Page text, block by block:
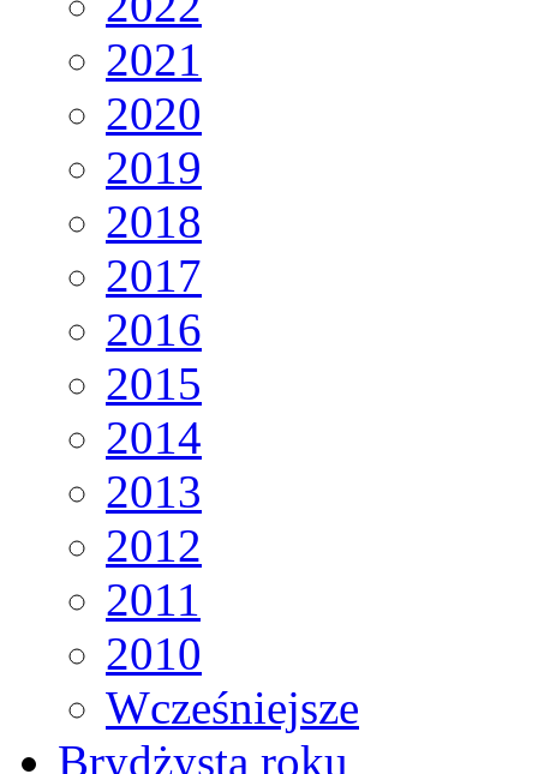
2021
2020
2019
2018
2017
2016
2015
2014
2013
2012
2011
2010
Wcześniejsze
Brydżysta roku